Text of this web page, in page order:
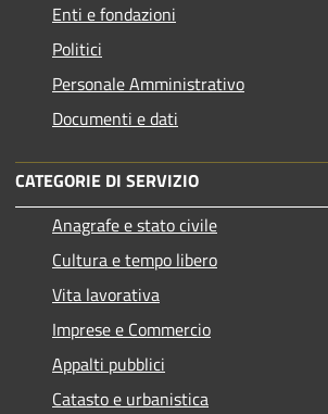
Enti e fondazioni
Politici
Personale Amministrativo
Documenti e dati
CATEGORIE DI SERVIZIO
Anagrafe e stato civile
Cultura e tempo libero
Vita lavorativa
Imprese e Commercio
Appalti pubblici
Catasto e urbanistica